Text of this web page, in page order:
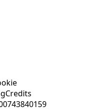
Credits